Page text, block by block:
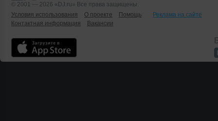
© 2001 — 2026 «DJ.ru» Все права защищены.
Условия использования
О проекте Помощь
Реклама на сайте
Контактная информация
Вакансии